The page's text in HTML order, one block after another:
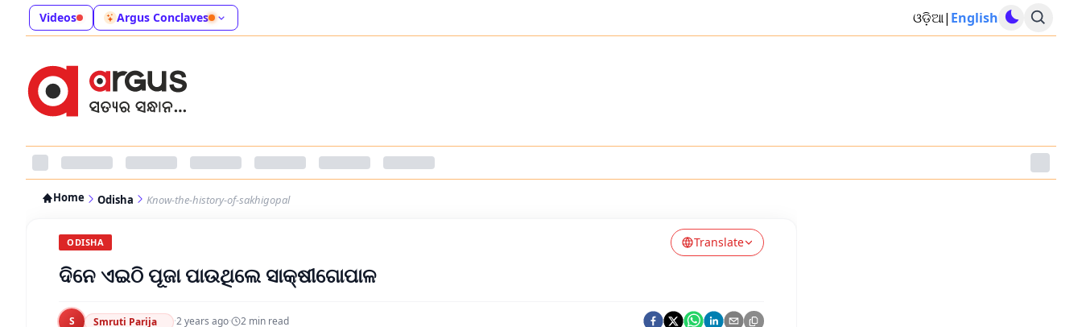
Videos Argus Conclaves ଓଡ଼ିଆ| English
Home Odisha Know-the-history-of-sakhigopal
ODISHA Translate
ଦିନେ ଏଇଠି ପୂଜା ପାଉଥିଲେ ସାକ୍ଷୀଗୋପାଳ
S Smruti Parija ·2 years ago· 2 min read